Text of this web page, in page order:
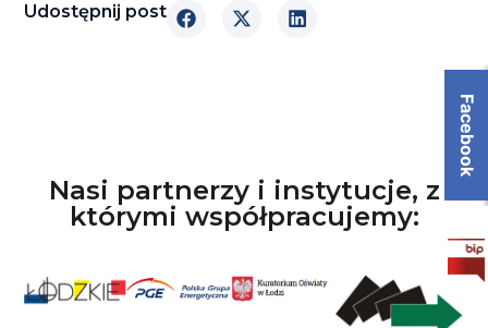
Facebook
Udostępnij post
Nasi partnerzy i instytucje, z
którymi współpracujemy: